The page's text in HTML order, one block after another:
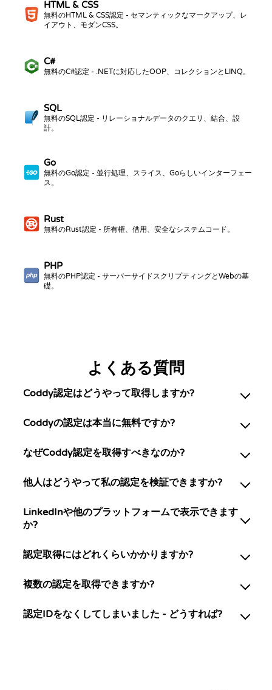
HTML & CSS
無料のHTML & CSS認定 - セマンティックなマークアップ、レ
イアウト、モダンCSS。
C#
無料のC#認定 - .NETに対応したOOP、コレクションとLINQ。
SQL
無料のSQL認定 - リレーショナルデータのクエリ、結合、設
計。
Go
無料のGo認定 - 並行処理、スライス、Goらしいインターフェー
ス。
Rust
無料のRust認定 - 所有権、借用、安全なシステムコード。
PHP
無料のPHP認定 - サーバーサイドスクリプティングとWebの基
礎。
よくある質問
Coddy認定はどうやって取得しますか?
Coddyの認定は本当に無料ですか?
なぜCoddy認定を取得すべきなのか?
他人はどうやって私の認定を検証できますか?
LinkedInや他のプラットフォームで表示できます
か?
認定取得にはどれくらいかかりますか?
複数の認定を取得できますか?
認定IDをなくしてしまいました - どうすれば?